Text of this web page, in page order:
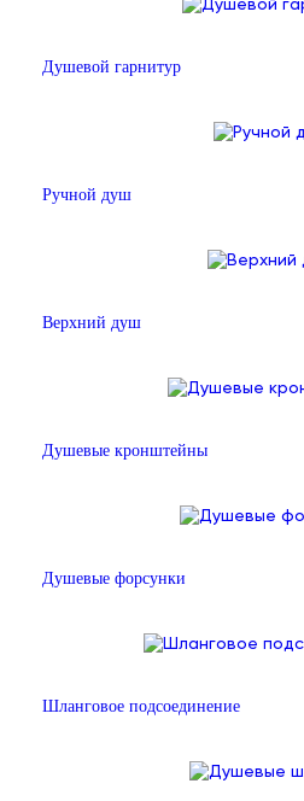
Душевой гарнитур
Ручной душ
Верхний душ
Душевые кронштейны
Душевые форсунки
Шланговое подсоединение